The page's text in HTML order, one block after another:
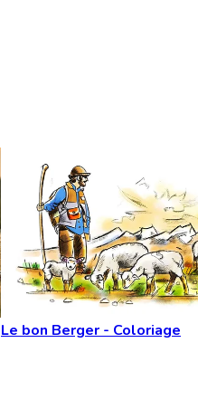
Le bon Berger - Coloriage